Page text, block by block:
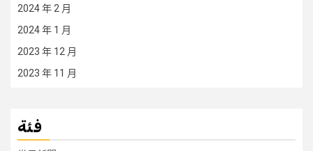
2024 年 2 月
2024 年 1 月
2023 年 12 月
2023 年 11 月
فئة